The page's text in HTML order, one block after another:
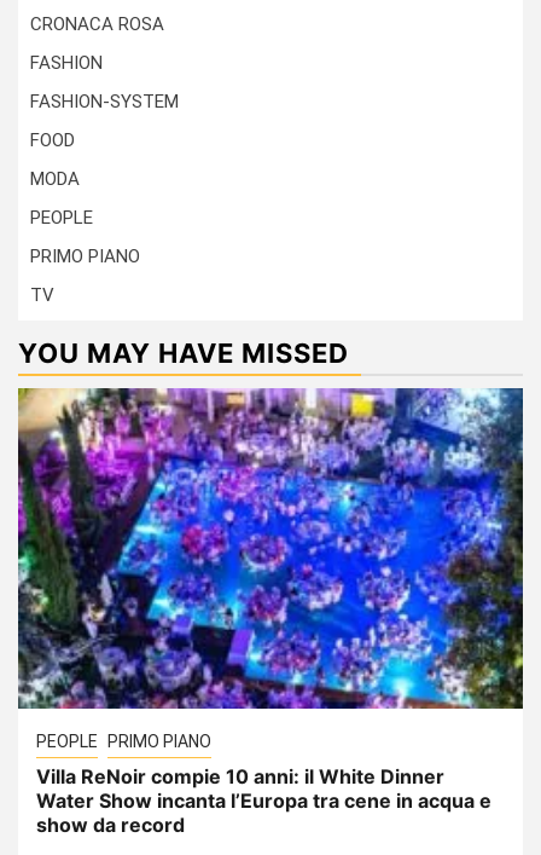
CRONACA ROSA
FASHION
FASHION-SYSTEM
FOOD
MODA
PEOPLE
PRIMO PIANO
TV
YOU MAY HAVE MISSED
PEOPLE PRIMO PIANO
Villa ReNoir compie 10 anni: il White Dinner
Water Show incanta l’Europa tra cene in acqua e
show da record